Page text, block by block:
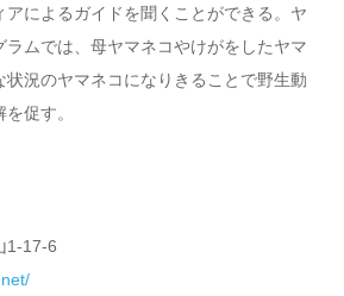
アによるガイドを聞くことができる。ヤ
ラムでは、母ヤマネコやけがをしたヤマ
状況のヤマネコになりきることで野生動
促す。
1-17-6